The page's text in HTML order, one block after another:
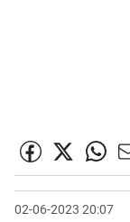
02-06-2023 20:07